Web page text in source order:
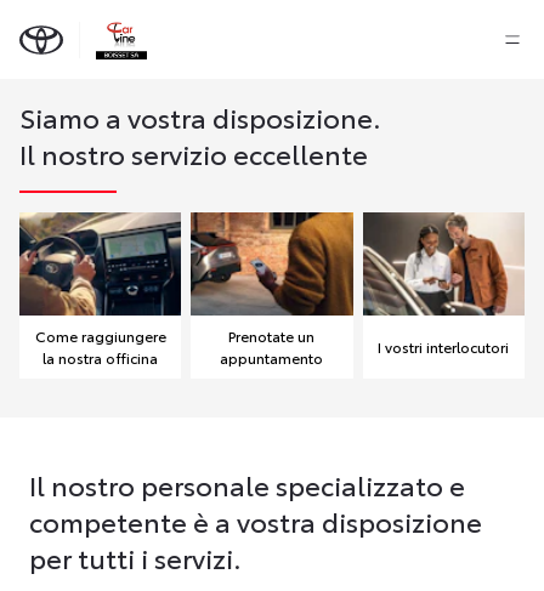
Siamo a vostra disposizione.
Il nostro servizio eccellente
Come raggiungere
la nostra officina
Prenotate un
appuntamento
I vostri interlocutori
Il nostro personale specializzato e
competente è a vostra disposizione
per tutti i servizi.